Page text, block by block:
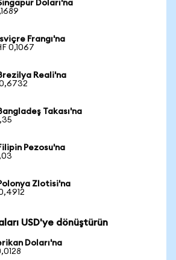
Doları'na
Frangı'na
0,1067
Reali'na
Takası'na
Pezosu'na
Zlotisi'na
USD'ye dönüştürün
Doları'na